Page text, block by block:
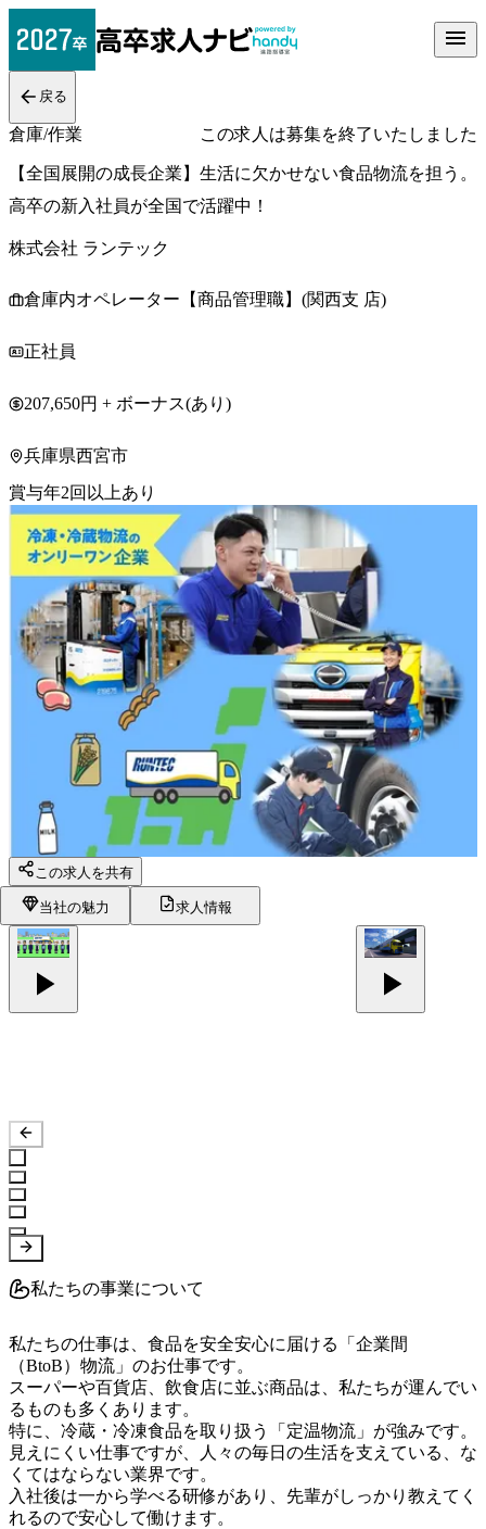
戻る
倉庫/作業 この求人は募集を終了いたしました
【全国展開の成長企業】生活に欠かせない食品物流を担う。
高卒の新入社員が全国で活躍中！
株式会社 ランテック
倉庫内オペレーター【商品管理職】(関西支 店)
正社員
207,650円 + ボーナス(あり)
兵庫県西宮市
賞与年2回以上あり
この求人を共有
当社の魅力 求人情報
私たちの事業について
私たちの仕事は、食品を安全安心に届ける「企業間
（BtoB）物流」のお仕事です。
スーパーや百貨店、飲食店に並ぶ商品は、私たちが運んでい
るものも多くあります。
特に、冷蔵・冷凍食品を取り扱う「定温物流」が強みです。
見えにくい仕事ですが、人々の毎日の生活を支えている、な
くてはならない業界です。
入社後は一から学べる研修があり、先輩がしっかり教えてく
れるので安心して働けます。